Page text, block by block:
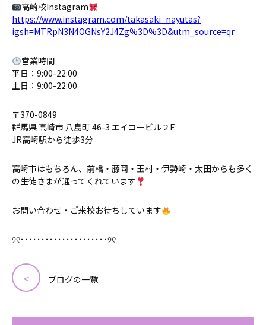
高崎校Instagram
https://www.instagram.com/takasaki_nayutas?
igsh=MTRpN3N4OGNsY2J4Zg%3D%3D&utm_source=qr
営業時間
平日：9:00-22:00
土日：9:00-22:00
〒370-0849
群馬県 高崎市 八島町 46-3 エイコービル２F
JR高崎駅から徒歩3分
高崎市はもちろん、前橋・藤岡・玉村・伊勢崎・太田からも多く
の生徒さまが通ってくれています
お問い合わせ・ご来校お待ちしています
୨୧･････････････････････୨୧
ブログの一覧